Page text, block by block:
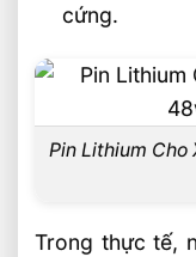
cứng.
Pin Lithium Cho
Trong thực tế,